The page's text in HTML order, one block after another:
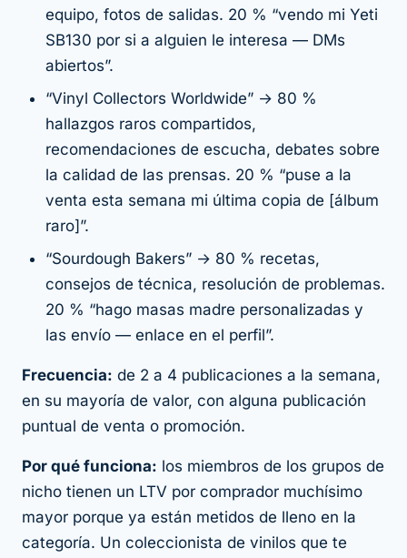
equipo, fotos de salidas. 20 % “vendo mi Yeti
SB130 por si a alguien le interesa — DMs
abiertos”.
“Vinyl Collectors Worldwide” → 80 %
hallazgos raros compartidos,
recomendaciones de escucha, debates sobre
la calidad de las prensas. 20 % “puse a la
venta esta semana mi última copia de [álbum
raro]”.
“Sourdough Bakers” → 80 % recetas,
consejos de técnica, resolución de problemas.
20 % “hago masas madre personalizadas y
las envío — enlace en el perfil”.
Frecuencia: de 2 a 4 publicaciones a la semana,
en su mayoría de valor, con alguna publicación
puntual de venta o promoción.
Por qué funciona: los miembros de los grupos de
nicho tienen un LTV por comprador muchísimo
mayor porque ya están metidos de lleno en la
categoría. Un coleccionista de vinilos que te